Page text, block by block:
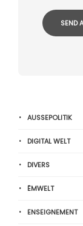
AUSSEPOLITIK
DIGITAL WELT
DIVERS
ËMWELT
ENSEIGNEMENT